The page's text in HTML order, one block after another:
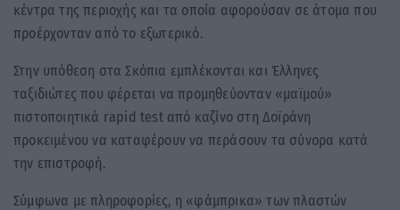
κέντρα της περιοχής και τα οποία αφορούσαν σε άτομα που
προέρχονταν από το εξωτερικό.
Στην υπόθεση στα Σκόπια εμπλέκονται και Έλληνες
ταξιδιώτες που φέρεται να προμηθεύονταν «μαϊμού»
πιστοποιητικά rapid test από καζίνο στη Δοϊράνη
προκειμένου να καταφέρουν να περάσουν τα σύνορα κατά
την επιστροφή.
Σύμφωνα με πληροφορίες, η «φάμπρικα» των πλαστών